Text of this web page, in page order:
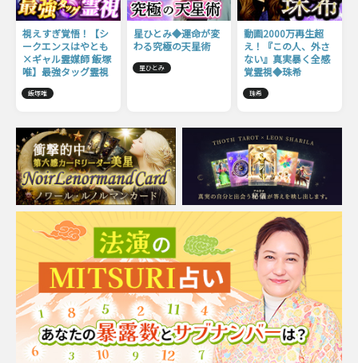
視えすぎ覚悟！【シ
ークエンスはやとも
×ギャル霊媒師 飯塚
唯】最強タッグ霊視
飯塚唯
星ひとみ◆運命が変
わる究極の天星術
星ひとみ
動画2000万再生超
え！『この人、外さ
ない』真実暴く全感
覚霊視◆珠希
珠希